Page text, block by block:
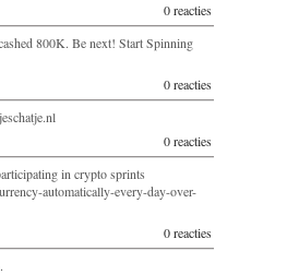
0 reacties
800K. Be next! Start Spinning
0 reacties
0 reacties
in crypto sprints
automatically-every-day-over-
0 reacties